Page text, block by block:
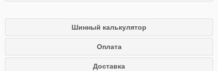
Шинный калькулятор
Оплата
Доставка